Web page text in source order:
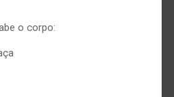
o corpo: